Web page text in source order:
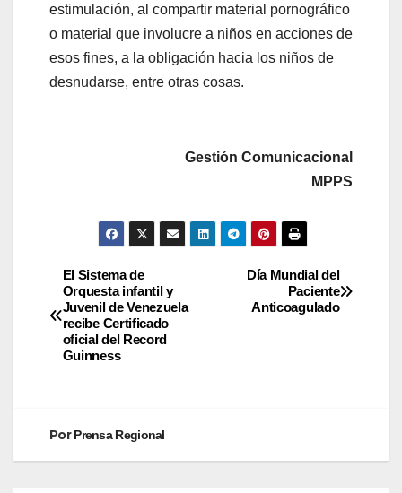
estimulación, al compartir material pornográfico
o material que involucre a niños en acciones de
esos fines, a la obligación hacia los niños de
desnudarse, entre otras cosas.
Gestión Comunicacional
MPPS
Día Mundial del
Paciente
Anticoagulado
El Sistema de
Orquesta infantil y
Juvenil de Venezuela
recibe Certificado
oficial del Record
Guinness
PorPrensa Regional